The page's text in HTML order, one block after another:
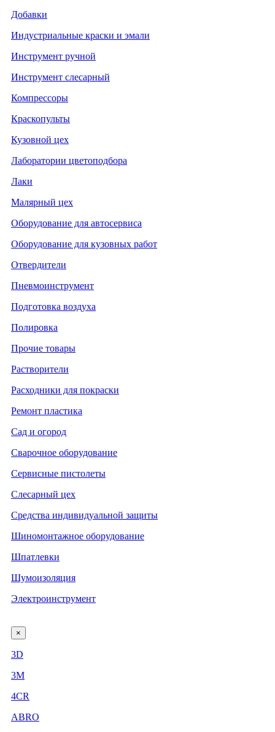
Добавки
Индустриальные краски и эмали
Инструмент ручной
Инструмент слесарный
Компрессоры
Краскопульты
Кузовной цех
Лаборатории цветоподбора
Лаки
Малярный цех
Оборудование для автосервиса
Оборудование для кузовных работ
Отвердители
Пневмоинструмент
Подготовка воздуха
Полировка
Прочие товары
Растворители
Расходники для покраски
Ремонт пластика
Сад и огород
Сварочное оборудование
Сервисные пистолеты
Слесарный цех
Средства индивидуальной защиты
Шиномонтажное оборудование
Шпатлевки
Шумоизоляция
Электроинструмент
×
3D
3М
4CR
ABRO